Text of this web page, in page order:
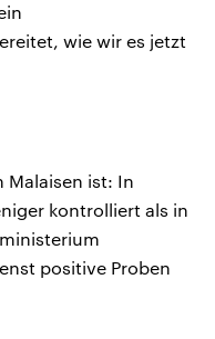
wie wir es jetzt
Malaisen ist: In
kontrolliert als in
positive Proben